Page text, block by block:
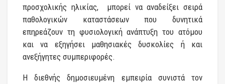
προσχολικής ηλικίας, μπορεί να αναδείξει σειρά
παθολογικών καταστάσεων που δυνητικά
επηρεάζουν τη φυσιολογική ανάπτυξη του ατόμου
και να εξηγήσει μαθησιακές δυσκολίες ή και
ανεξήγητες συμπεριφορές.
Η διεθνής δημοσιευμένη εμπειρία συνιστά τον